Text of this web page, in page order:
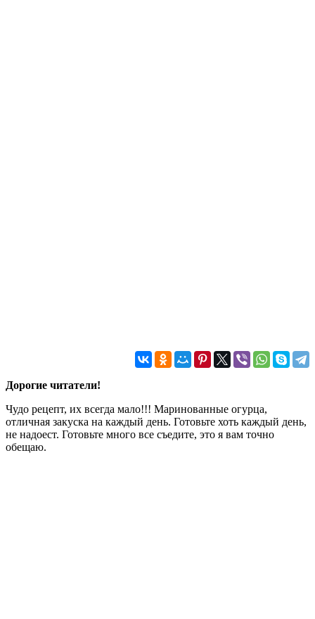
Дорогие читатели!
Чудо рецепт, их всегда мало!!! Маринованные огурца,
отличная закуска на каждый день. Готовьте хоть каждый день,
не надоест. Готовьте много все съедите, это я вам точно
обещаю.